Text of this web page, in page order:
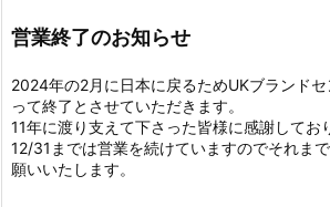
営業終了のお知らせ
2024年の2月に日本に戻るためUKブランド
って終了とさせていただきます。
11年に渡り支えて下さった皆様に感謝してお
12/31までは営業を続けていますのでそれま
願いいたします。